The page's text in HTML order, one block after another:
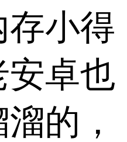
小得
安卓也
的，